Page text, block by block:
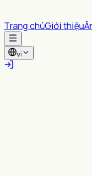
Trang chủGiới thiệu
vi